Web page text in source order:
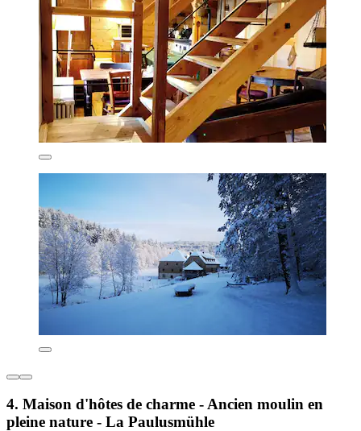
4. Maison d'hôtes de charme - Ancien moulin en
pleine nature - La Paulusmühle